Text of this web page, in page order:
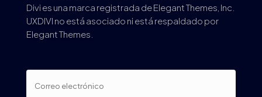
Divi es una marca registrada de Elegant Themes, Inc.
UXDIVI no está asociado ni está respaldado por
Elegant Themes.